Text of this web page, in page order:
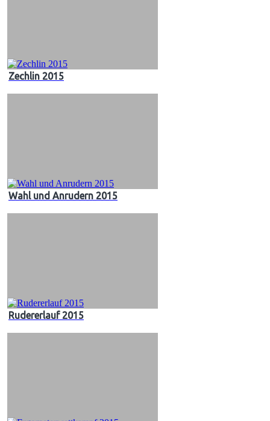
Zechlin 2015
Wahl und Anrudern 2015
Rudererlauf 2015